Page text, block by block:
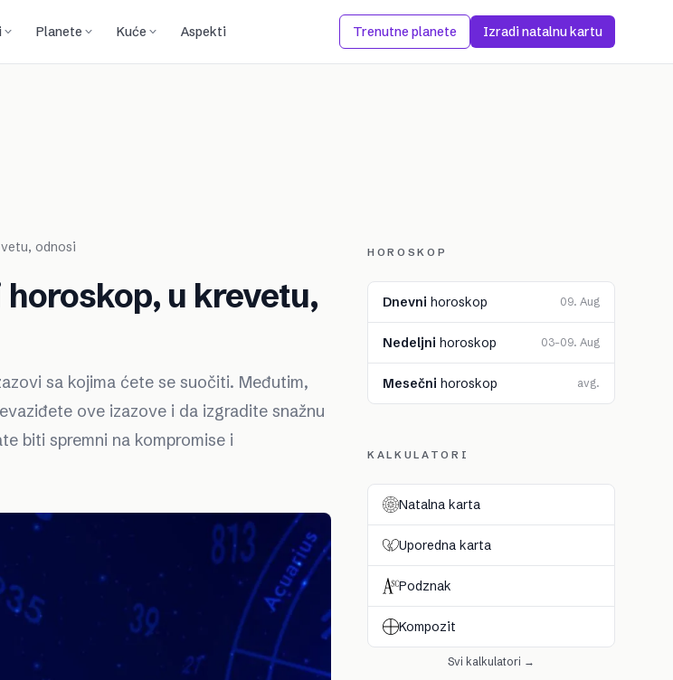
Planete Kuće Aspekti Trenutne planete Izradi natalnu kartu
odnosi
u krevetu,
sa kojima ćete se suočiti. Međutim,
ove izazove i da izgradite snažnu
biti spremni na kompromise i
HOROSKOP
Dnevni horoskop 09. Aug
Nedeljni horoskop 03–09. Aug
Mesečni horoskop avg.
KALKULATORI
Natalna karta
Uporedna karta
Podznak
Kompozit
Svi kalkulatori →